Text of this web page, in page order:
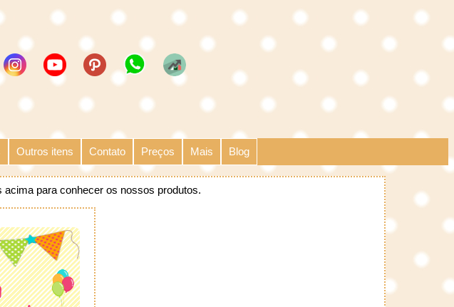
Outros itens Contato Preços Mais Blog
para conhecer os nossos produtos.